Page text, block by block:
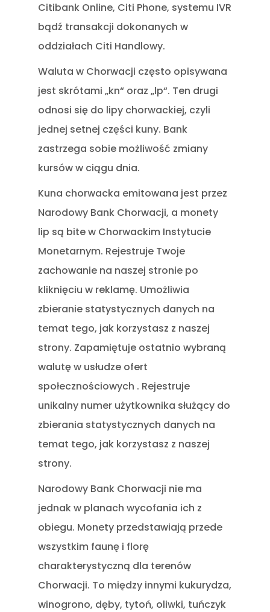
Citibank Online, Citi Phone, systemu IVR
bądź transakcji dokonanych w
oddziałach Citi Handlowy.
Waluta w Chorwacji często opisywana
jest skrótami „kn“ oraz „lp“. Ten drugi
odnosi się do lipy chorwackiej, czyli
jednej setnej części kuny. Bank
zastrzega sobie możliwość zmiany
kursów w ciągu dnia.
Kuna chorwacka emitowana jest przez
Narodowy Bank Chorwacji, a monety
lip są bite w Chorwackim Instytucie
Monetarnym. Rejestruje Twoje
zachowanie na naszej stronie po
kliknięciu w reklamę. Umożliwia
zbieranie statystycznych danych na
temat tego, jak korzystasz z naszej
strony. Zapamiętuje ostatnio wybraną
walutę w usłudze ofert
społecznościowych . Rejestruje
unikalny numer użytkownika służący do
zbierania statystycznych danych na
temat tego, jak korzystasz z naszej
strony.
Narodowy Bank Chorwacji nie ma
jednak w planach wycofania ich z
obiegu. Monety przedstawiają przede
wszystkim faunę i florę
charakterystyczną dla terenów
Chorwacji. To między innymi kukurydza,
winogrono, dęby, tytoń, oliwki, tuńczyk